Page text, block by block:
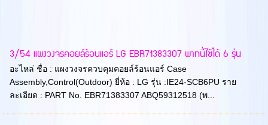
3/54 แผงวงจรคอยล์ร้อนแอร์ LG EBR71383307 พาทนี้ใช้ได้ 6 รุ่น
อะไหล่ ชื่อ : แผงวงจรควบคุมคอยล์ร้อนแอร์ Case
Assembly,Control(Outdoor) ยี่ห้อ : LG รุ่น :IE24-SCB6PU ราย
ละเอียด : PART No. EBR71383307 ABQ59312518 (พ...